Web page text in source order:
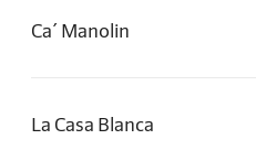
Ca´ Manolin
La Casa Blanca